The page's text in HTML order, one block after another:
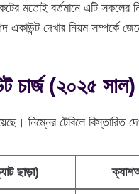
মতোই বর্তমানে এটি
দেখার নিয়ম সম্পর্কে
চার্জ (২০২৫ সাল)
নিম্নের টেবিলে
ছাড়া)